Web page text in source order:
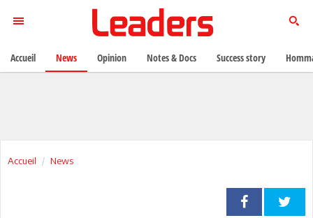
Accueil News
Accueil News Opinion Notes & Docs Success story